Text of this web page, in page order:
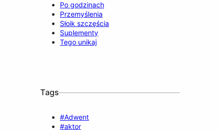
Po godzinach
Przemyślenia
Słoik szczęścia
Suplementy
Tego unikaj
Tags
#Adwent
#aktor